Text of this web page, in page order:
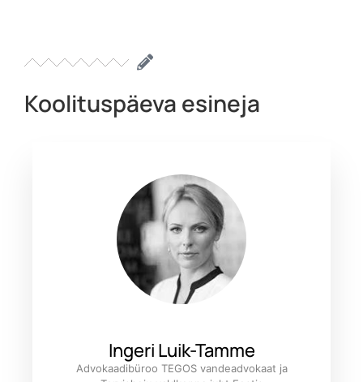
Koolituspäeva esineja
Ingeri Luik-Tamme
Advokaadibüroo TEGOS vandeadvokaat ja